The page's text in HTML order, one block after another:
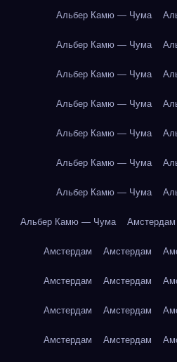
Альбер Камю — Чума
Альбер Камю — Чума
Альбер Камю — Чума
Альбер Камю — Чума
Альбер Камю — Чума
Альбер Камю — Чума
Альбер Камю — Чума
Альбер Камю — Чума Амстердам
Амстердам Амстердам
Амстердам Амстердам
Амстердам Амстердам
Амстердам Амстердам